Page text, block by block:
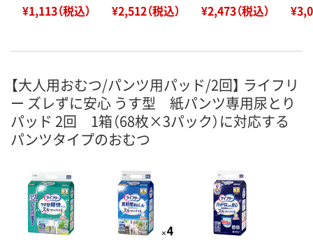
¥1,113（税込） ¥2,512（税込） ¥2,473（税込）
【大人用おむつ/パンツ用パッド/2回】 ライフリ
ー ズレずに安心 うす型 紙パンツ専用尿とり
パッド 2回 1箱（68枚×3パック）に対応する
パンツタイプのおむつ